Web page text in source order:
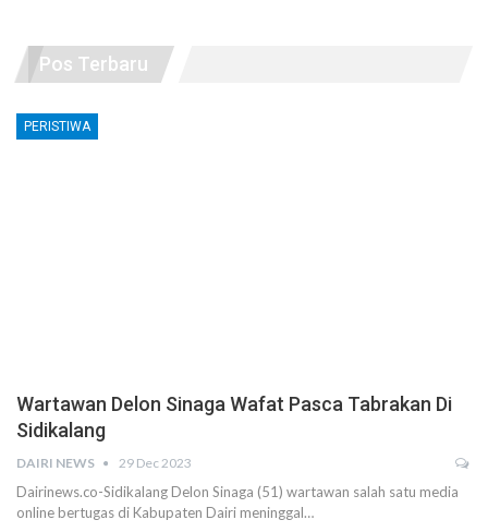
Pos Terbaru
PERISTIWA
Wartawan Delon Sinaga Wafat Pasca Tabrakan Di
Sidikalang
DAIRI NEWS 29 Dec 2023
Dairinews.co-Sidikalang Delon Sinaga (51) wartawan salah satu media
online bertugas di Kabupaten Dairi meninggal…